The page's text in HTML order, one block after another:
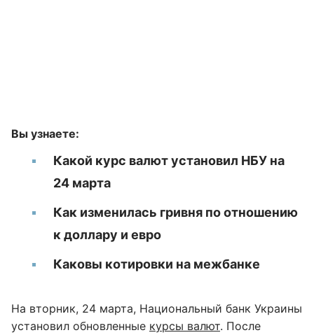
Вы узнаете:
Какой курс валют установил НБУ на
24 марта
Как изменилась гривня по отношению
к доллару и евро
Каковы котировки на межбанке
На вторник, 24 марта, Национальный банк Украины
установил обновленные курсы валют. После